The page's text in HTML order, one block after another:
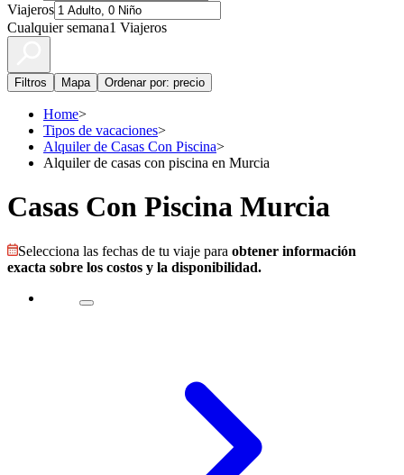
Viajeros
Cualquier semana1 Viajeros
Filtros Mapa Ordenar por: precio
Home>
Tipos de vacaciones>
Alquiler de Casas Con Piscina>
Alquiler de casas con piscina en Murcia
Casas Con Piscina Murcia
Selecciona las fechas de tu viaje para obtener información
exacta sobre los costos y la disponibilidad.